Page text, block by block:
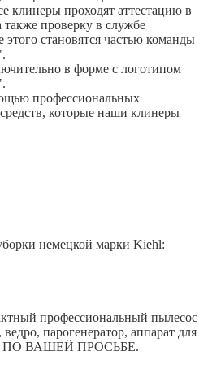
клинеры проходят аттестацию в
проверку в службе
этого становятся частью команды
в форме с логотипом
профессиональных
которые наши клинеры
немецкой марки Kiehl:
профессиональный пылесос
парогенератор, аппарат для
ПО ВАШЕЙ ПРОСЬБЕ.